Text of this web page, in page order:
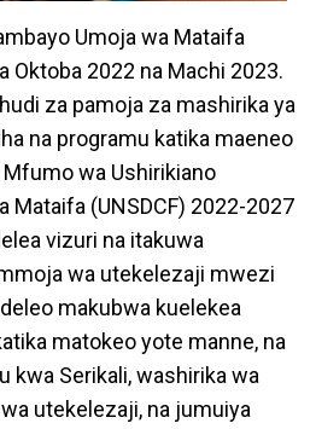
Umoja wa Mataifa
Oktoba 2022 na Machi 2023.
za pamoja za mashirika ya
na programu katika maeneo
wa Ushirikiano
Mataifa (UNSDCF) 2022-2027
vizuri na itakuwa
wa utekelezaji mwezi
makubwa kuelekea
matokeo yote manne, na
kwa Serikali, washirika wa
utekelezaji, na jumuiya